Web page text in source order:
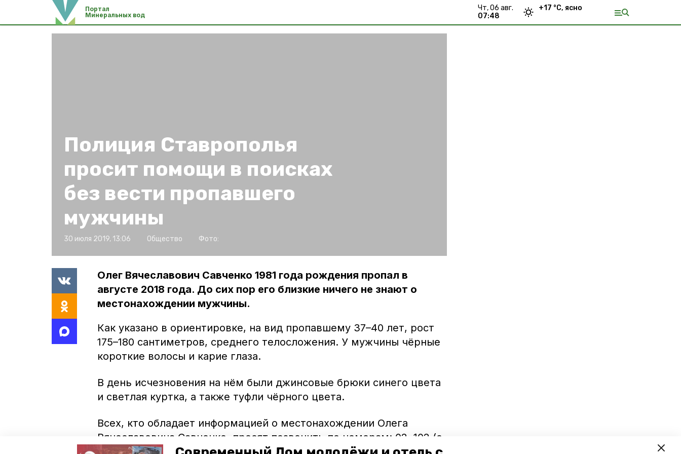
Портал
Минеральных вод
чт, 06 авг.
07:48
+17 °С, ясно
Полиция Ставрополья
просит помощи в поисках
без вести пропавшего
мужчины
30 июля 2019, 13:06 Общество Фото:
Олег Вячеславович Савченко 1981 года рождения пропал в
августе 2018 года. До сих пор его близкие ничего не знают о
местонахождении мужчины.
Как указано в ориентировке, на вид пропавшему 37–40 лет, рост
175–180 сантиметров, среднего телосложения. У мужчины чёрные
короткие волосы и карие глаза.
В день исчезновения на нём были джинсовые брюки синего цвета
и светлая куртка, а также туфли чёрного цвета.
Всех, кто обладает информацией о местонахождении Олега
Вячеславовича Савченко, просят позвонить по номерам: 02, 102 (с
мобильного),8 (879-22) 6-71-11. Также можно обратиться в отдел